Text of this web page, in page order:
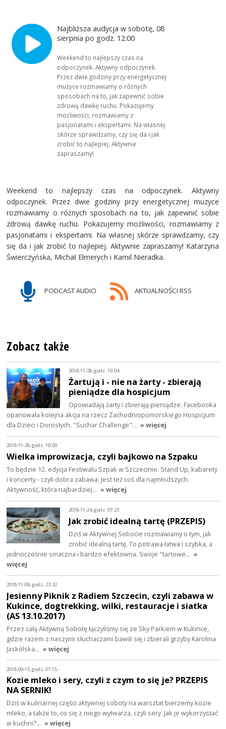
Najbliższa audycja w sobotę, 08
sierpnia po godz. 12:00
Weekend to najlepszy czas na
odpoczynek. Aktywny odpoczynek.
Przez dwie godziny przy energetycznej
muzyce rozmawiamy o różnych
sposobach na to, jak zapewnić sobie
zdrową dawkę ruchu. Pokazujemy
możliwości, rozmawiamy z
pasjonatami i ekspertami. Na własnej
skórze sprawdzamy, czy się da i jak
zrobić to najlepiej. Aktywnie
zapraszamy!
Weekend to najlepszy czas na odpoczynek. Aktywny
odpoczynek. Przez dwie godziny przy energetycznej muzyce
rozmawiamy o różnych sposobach na to, jak zapewnić sobie
zdrową dawkę ruchu. Pokazujemy możliwości, rozmawiamy z
pasjonatami i ekspertami. Na własnej skórze sprawdzamy, czy
się da i jak zrobić to najlepiej. Aktywnie zapraszamy! Katarzyna
Świerczyńska, Michał Elmerych i Kamil Nieradka.
PODCAST AUDIO AKTUALNOŚCI RSS
Zobacz także
2018-11-28, godz. 19:04
Żartują i - nie na żarty - zbierają
pieniądze dla hospicjum
Opowiadają żarty i zbierają pieniądze. Facebooka
opanowała kolejna akcja na rzecz Zachodniopomorskiego Hospicjum
dla Dzieci i Dorosłych. "Suchar Challenge"… » więcej
2018-11-28, godz. 19:00
Wielka improwizacja, czyli bajkowo na Szpaku
To będzie 12. edycja Festiwalu Szpak w Szczecinie. Stand Up, kabarety
i koncerty - czyli dobra zabawa. Jest też coś dla najmłodszych.
Aktywność, która najbardziej… » więcej
2018-11-24, godz. 07:23
Jak zrobić idealną tartę (PRZEPIS)
Dziś w Aktywnej Sobocie rozmawiamy o tym, jak
zrobić idealną tartę. To potrawa łatwa i szybka, a
jednocześnie smaczna i bardzo efektowna. Swoje "tartowe… »
więcej
2018-11-09, godz. 23:32
Jesienny Piknik z Radiem Szczecin, czyli zabawa w
Kukince, dogtrekking, wilki, restauracje i siatka
(AS 13.10.2017)
Przez całą Aktywną Sobotę łączyliśmy się ze Sky Parkiem w Kukince,
gdzie razem z naszymi słuchaczami bawili się i zbierali grzyby Karolina
Jaskólska… » więcej
2018-09-15, godz. 07:15
Kozie mleko i sery, czyli z czym to się je? PRZEPIS
NA SERNIK!
Dziś w kulinarnej części aktywnej soboty na warsztat bierzemy kozie
mleko, a także to, co się z niego wytwarza, czyli sery. Jak je wykorzystać
w kuchni?… » więcej